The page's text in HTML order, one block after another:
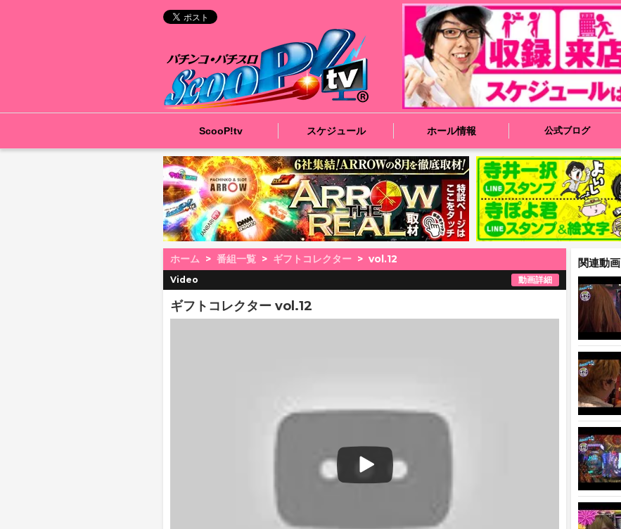
ScooP!tv スケジュール ホール情報 公式ブログ
ホーム 番組一覧 ギフトコレクター vol.12
Video 動画詳細
ギフトコレクター vol.12
関連動画